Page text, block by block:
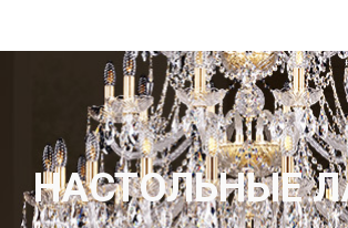
НАСТОЛЬНЫЕ